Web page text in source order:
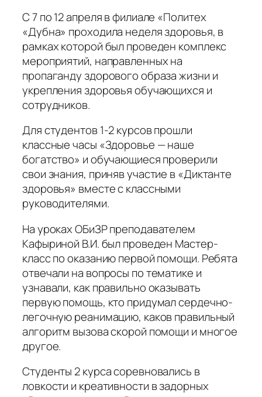
С 7 по 12 апреля в филиале «Политех
«Дубна» проходила неделя здоровья, в
рамках которой был проведен комплекс
мероприятий, направленных на
пропаганду здорового образа жизни и
укрепления здоровья обучающихся и
сотрудников.
Для студентов 1-2 курсов прошли
классные часы «Здоровье — наше
богатство» и обучающиеся проверили
свои знания, приняв участие в «Диктанте
здоровья» вместе с классными
руководителями.
На уроках ОБиЗР преподавателем
Кафыриной В.И. был проведен Мастер-
класс по оказанию первой помощи. Ребята
отвечали на вопросы по тематике и
узнавали, как правильно оказывать
первую помощь, кто придумал сердечно-
легочную реанимацию, каков правильный
алгоритм вызова скорой помощи и многое
другое.
Студенты 2 курса соревновались в
ловкости и креативности в задорных